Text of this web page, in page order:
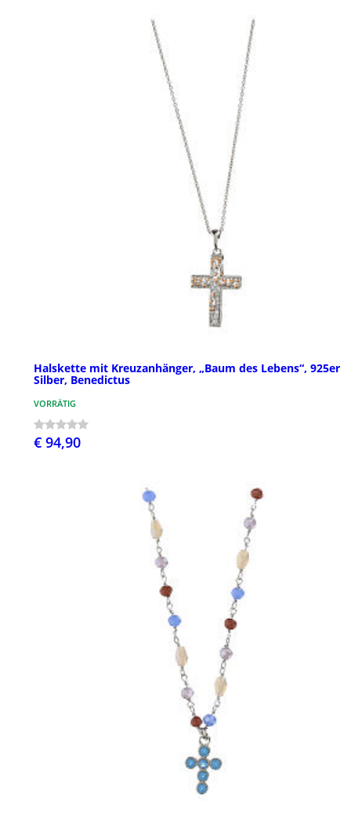
Halskette mit Kreuzanhänger, „Baum des Lebens“, 925er
Silber, Benedictus
VORRÄTIG
€ 94,90